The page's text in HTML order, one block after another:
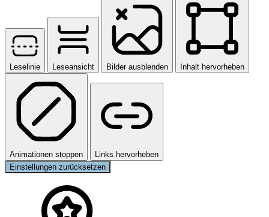
Leselinie Leseansicht Bilder ausblenden Inhalt hervorheben
Animationen stoppen
Links hervorheben
Einstellungen zurücksetzen